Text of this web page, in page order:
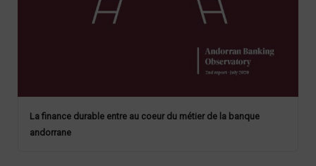
La finance durable entre au coeur du métier de la banque
andorrane